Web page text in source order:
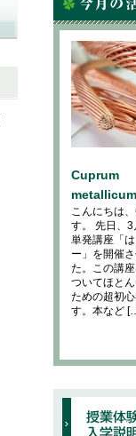
Cuprum
metallicum
こんにちは
す。 先日、
単発講座「
ー」を開催
た。この講
ついてほと
ための超初
す。本など